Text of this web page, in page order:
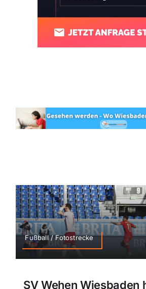
Fußball / Fotostrecke
SV Wehen Wiesbaden